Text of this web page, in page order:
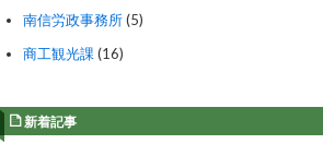
南信労政事務所(5)
商工観光課 (16)
新着記事